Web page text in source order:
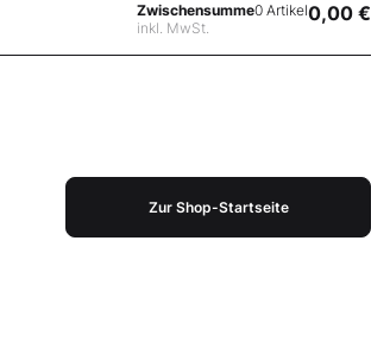
Zwischensumme
inkl. MwSt.
0 Artikel0,00 €
Zur Shop-Startseite